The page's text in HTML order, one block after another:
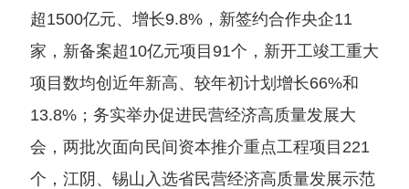
超1500亿元、增长9.8%，新签约合作央企11
家，新备案超10亿元项目91个，新开工竣工重大
项目数均创近年新高、较年初计划增长66%和
13.8%；务实举办促进民营经济高质量发展大
会，两批次面向民间资本推介重点工程项目221
个，江阴、锡山入选省民营经济高质量发展示范